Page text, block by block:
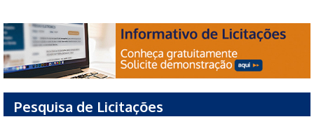
Pesquisa de Licitações